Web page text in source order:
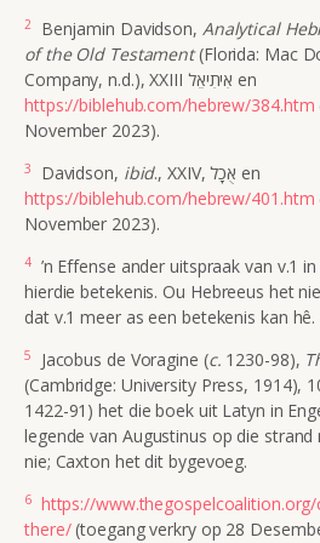
2 Benjamin Davidson, Analytical
of the Old Testament(Florida: Mac
Company, n.d.), XXIII אִיתִיאֵל en
https://biblehub.com/hebrew/384.htm
November 2023).
3 Davidson, ibid., XXIV,
אֻכָל en
https://biblehub.com/hebrew/401.htm
November 2023).
4 ’n Effense ander uitspraak van v.1
hierdie betekenis. Ou Hebreeus het
dat v.1 meer as een betekenis kan hê.
5 Jacobus de Voragine (c. 1230-98),
(Cambridge: University Press, 1914),
1422-91) het die boek uit Latyn in
legende van Augustinus op die strand
nie; Caxton het dit bygevoeg.
6 https://
there/(toegang verkry op 28